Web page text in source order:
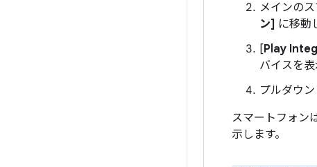
メインの
ン] に移動
[Play
バイスを表
プルダウ
スマートフォン
示します。